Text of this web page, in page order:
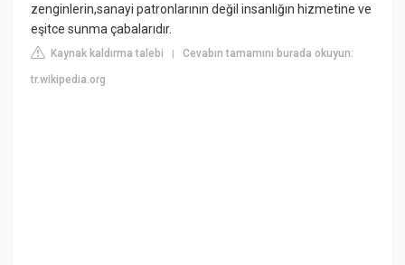
zenginlerin,sanayi patronlarının değil insanlığın hizmetine ve
eşitce sunma çabalarıdır.
Kaynak kaldırma talebi |Cevabın tamamını burada okuyun:
tr.wikipedia.org